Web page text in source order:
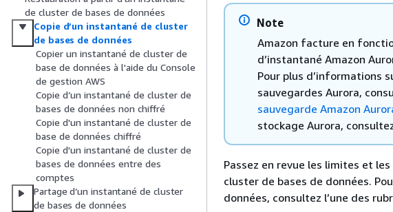
de cluster de bases de données
Copie d’un instantané de cluster
de bases de données
Copier un instantané de cluster de
base de données à l'aide du Console
de gestion AWS
Copie d’un instantané de cluster de
bases de données non chiffré
Copie d'un instantané de cluster de
base de données chiffré
Copie d'un instantané de cluster de
bases de données entre des
comptes
Partage d’un instantané de cluster
de bases de données
Note
Amazon facture en
d’instantané Amazon
Pour plus d’informations
sauvegardes Aurora,
sauvegarde Amazon
stockage Aurora,
Passez en revue les limites et
cluster de bases de données.
données, consultez l’une des